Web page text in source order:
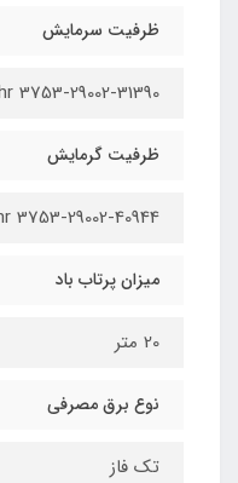
ظرفیت سرمایش
3753-29002-31390 BTU/hr
ظرفیت گرمایش
3753-29002-40944 BTU/hr
میزان پرتاب باد
20 متر
نوع برق مصرفی
تک فاز